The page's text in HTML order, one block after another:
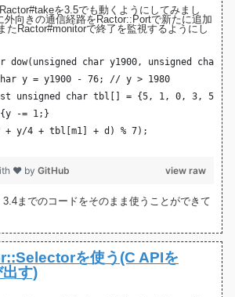
を3.5でも動くようにしてみまし
外向きの通信経路をRactor::Portで新たに追加
たRactor#monitorで終了を監視するようにし
dow(unsigned char y1900, unsigned char
y = y1900 - 76; // y > 1980
unsigned char tbl[] = {5, 1, 0, 3, 5,
-= 1;}
+ y/4 + tbl[m1] + d) % 7);
view raw
❤ by GitHub
3.4までのコードをそのまま使うことができて
を使う(C APIを
す)